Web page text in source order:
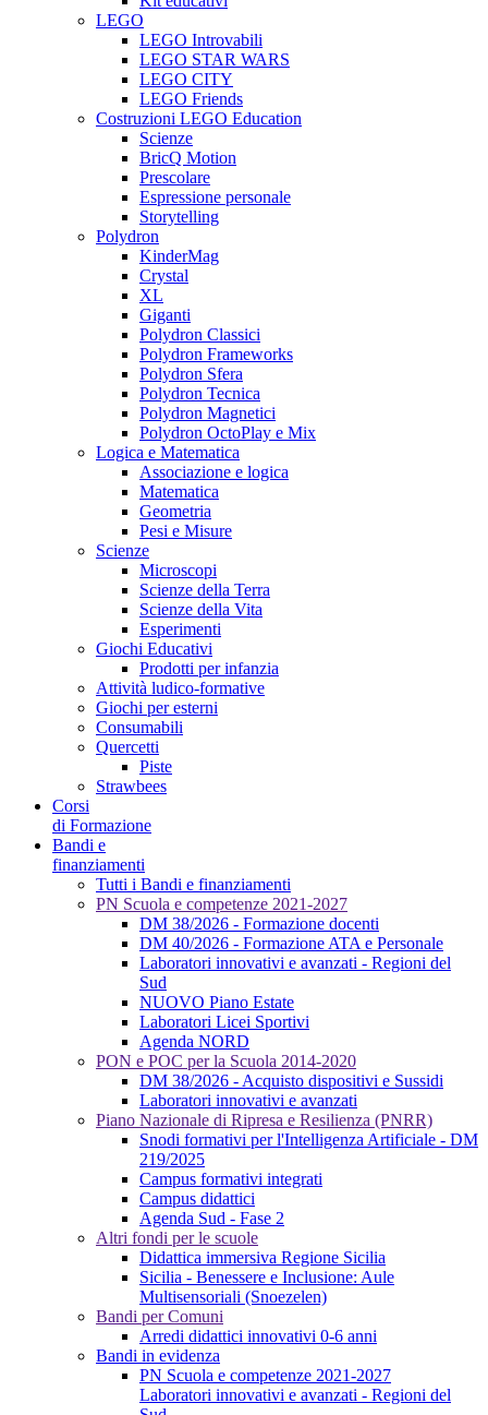
LEGO
LEGO Introvabili
LEGO STAR WARS
LEGO CITY
LEGO Friends
Costruzioni LEGO Education
Scienze
BricQ Motion
Prescolare
Espressione personale
Storytelling
Polydron
KinderMag
Crystal
XL
Giganti
Polydron Classici
Polydron Frameworks
Polydron Sfera
Polydron Tecnica
Polydron Magnetici
Polydron OctoPlay e Mix
Logica e Matematica
Associazione e logica
Matematica
Geometria
Pesi e Misure
Scienze
Microscopi
Scienze della Terra
Scienze della Vita
Esperimenti
Giochi Educativi
Prodotti per infanzia
Attività ludico-formative
Giochi per esterni
Consumabili
Quercetti
Piste
Strawbees
Corsi
di Formazione
Bandi e
finanziamenti
Tutti i Bandi e finanziamenti
PN Scuola e competenze 2021-2027
DM 38/2026 - Formazione docenti
DM 40/2026 - Formazione ATA e Personale
Laboratori innovativi e avanzati - Regioni del
Sud
NUOVO Piano Estate
Laboratori Licei Sportivi
Agenda NORD
PON e POC per la Scuola 2014-2020
DM 38/2026 - Acquisto dispositivi e Sussidi
Laboratori innovativi e avanzati
Piano Nazionale di Ripresa e Resilienza (PNRR)
Snodi formativi per l'Intelligenza Artificiale - DM
219/2025
Campus formativi integrati
Campus didattici
Agenda Sud - Fase 2
Altri fondi per le scuole
Didattica immersiva Regione Sicilia
Sicilia - Benessere e Inclusione: Aule
Multisensoriali (Snoezelen)
Bandi per Comuni
Arredi didattici innovativi 0-6 anni
Bandi in evidenza
PN Scuola e competenze 2021-2027
Laboratori innovativi e avanzati - Regioni del